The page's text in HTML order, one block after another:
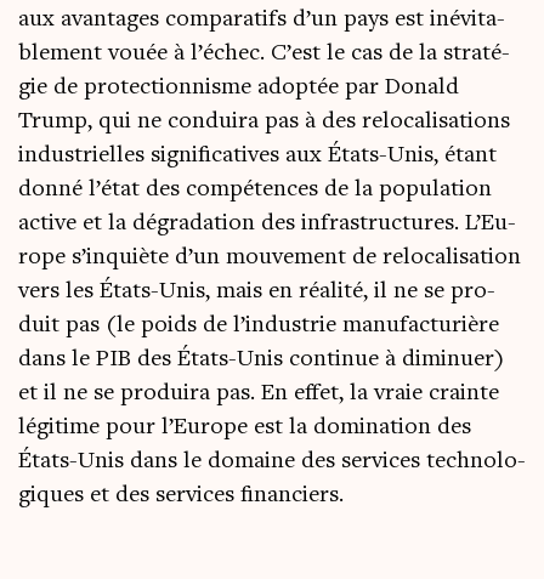
aux avan­tages com­pa­ra­tifs d’un pays est inévi­ta­
ble­ment vouée à l’é­chec. C’est le cas de la stra­té­
gie de pro­tec­tion­nisme adop­tée par Donald
Trump, qui ne condui­ra pas à des relo­ca­li­sa­tions
indus­trielles signi­fi­ca­tives aux États-Unis, étant
don­né l’é­tat des com­pé­tences de la popu­la­tion
active et la dégra­da­tion des infra­struc­tures. L’Eu­
rope s’in­quiète d’un mou­ve­ment de relo­ca­li­sa­tion
vers les États-Unis, mais en réa­li­té, il ne se pro­
duit pas (le poids de l’in­dus­trie manu­fac­tu­rière
dans le PIB des États-Unis conti­nue à dimi­nuer)
et il ne se pro­dui­ra pas. En effet, la vraie crainte
légi­time pour l’Eu­rope est la domi­na­tion des
États-Unis dans le domaine des ser­vices tech­no­lo­
giques et des ser­vices financiers.